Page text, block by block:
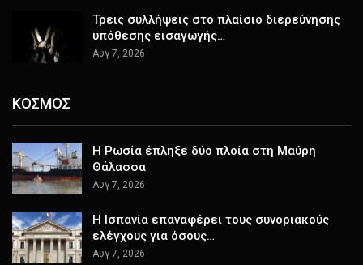
Τρεις συλλήψεις στο πλαίσιο διερεύνησης
υπόθεσης εισαγωγής…
Αυγ 7, 2026
ΚΟΣΜΟΣ
Η Ρωσία έπληξε δύο πλοία στη Μαύρη
Θάλασσα
Αυγ 7, 2026
H Ισπανία επαναφέρει τους συνοριακούς
ελέγχους για όσους…
Αυγ 7, 2026